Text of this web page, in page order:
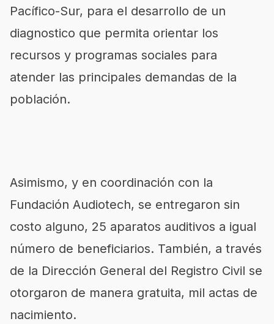
Pacífico-Sur, para el desarrollo de un
diagnostico que permita orientar los
recursos y programas sociales para
atender las principales demandas de la
población.
Asimismo, y en coordinación con la
Fundación Audiotech, se entregaron sin
costo alguno, 25 aparatos auditivos a igual
número de beneficiarios. También, a través
de la Dirección General del Registro Civil se
otorgaron de manera gratuita, mil actas de
nacimiento.